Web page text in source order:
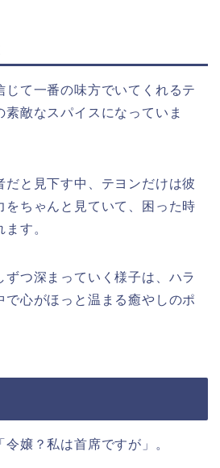
じて一番の味方でいてくれるテ
素敵なスパイスになっていま
だと見下す中、テヨンだけは彼
をちゃんと見ていて、困った時
す。
ずつ深まっていく様子は、ハラ
で心がほっと温まる癒やしのポ
嬢？私は首席ですが」。